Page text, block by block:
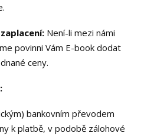
Není-li mezi námi
povinni Vám E-book dodat
ceny.
bankovním převodem
k platbě, v podobě zálohové